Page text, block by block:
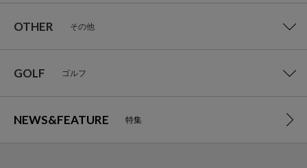
OTHER その他
GOLF ゴルフ
NEWS&FEATURE 特集